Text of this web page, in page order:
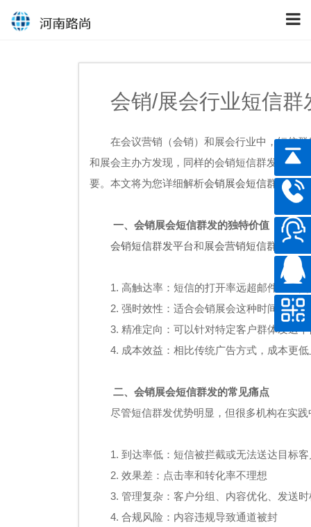
会销/展会行业短信
在会议营销（会销）和展会行业中，短信
和展会主办方发现，同样的会销短信群发操作
要。本文将为您详细解析会销展会短信群发的
一、会销展会短信群发的独特价值
会销短信群发平台和展会营销短信群发 之
1. 高触达率：短信的打开率远超邮件和社
2. 强时效性：适合会销展会这种时间敏感
3. 精准定向：可以针对特定客户群体发送
4. 成本效益：相比传统广告方式，成本更
二、会销展会短信群发的常见痛点
尽管短信群发优势明显，但很多机构在实
1. 到达率低：短信被拦截或无法送达目标客
2. 效果差：点击率和转化率不理想
3. 管理复杂：客户分组、内容优化、发送
4. 合规风险：内容违规导致通道被封